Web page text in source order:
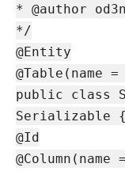
* @author
*/
@Entity
@Table(name
public class
Serializable {
@Id